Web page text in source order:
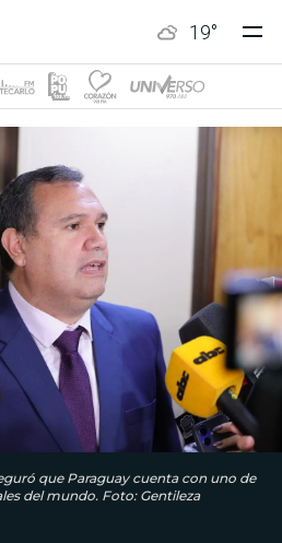
19°
que Paraguay cuenta con uno de
del mundo. Foto: Gentileza